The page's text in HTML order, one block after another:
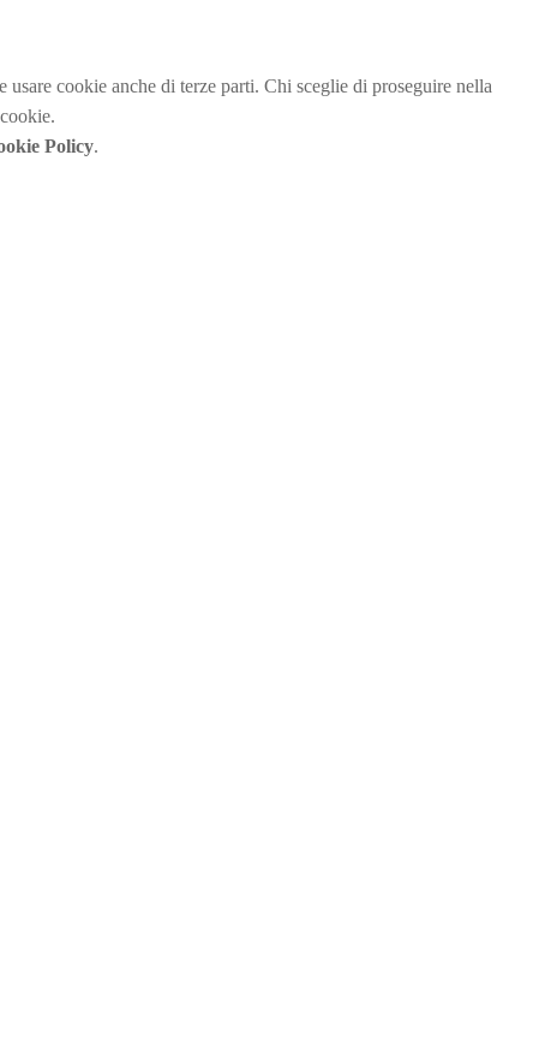
cookie anche di terze parti. Chi sceglie di proseguire nella
Policy.